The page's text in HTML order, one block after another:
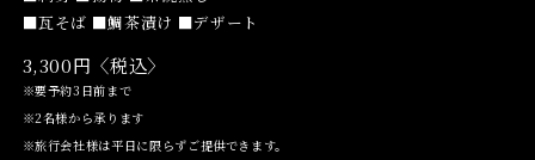
■瓦そば ■鯛茶漬け ■デザート
3,300円〈税込〉
※要予約3日前まで
※2名様から承ります
※旅行会社様は平日に限らずご提供できます。